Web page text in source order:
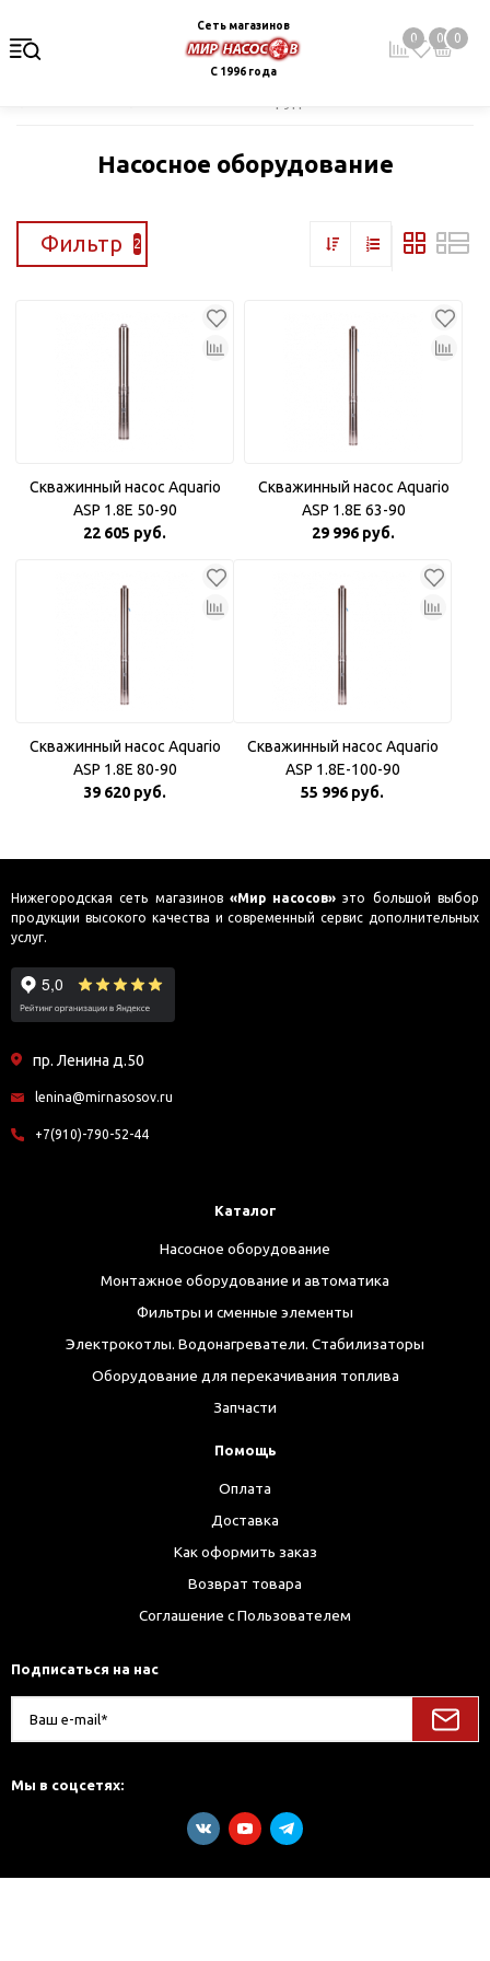
Сеть магазинов
С 1996 года
0 0 0
Насосное оборудование
Фильтр 2
Скважинный насос Aquario
ASP 1.8Е 50-90
22 605 руб.
Скважинный насос Aquario
ASP 1.8Е 63-90
29 996 руб.
Скважинный насос Aquario
ASP 1.8E 80-90
39 620 руб.
Скважинный насос Aquario
ASP 1.8E-100-90
55 996 руб.
Нижегородская сеть магазинов «Мир насосов» это большой выбор
продукции высокого качества и современный сервис дополнительных
услуг.
пр. Ленина д.50
lenina@mirnasosov.ru
+7(910)-790-52-44
Каталог
Насосное оборудование
Монтажное оборудование и автоматика
Фильтры и сменные элементы
Электрокотлы. Водонагреватели. Стабилизаторы
Оборудование для перекачивания топлива
Запчасти
Помощь
Оплата
Доставка
Как оформить заказ
Возврат товара
Соглашение с Пользователем
Подписаться на нас
Мы в соцсетях: